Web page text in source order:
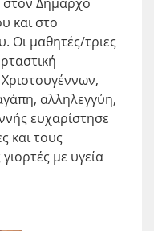
και στο
Οι μαθητές/τριες
αλληλεγγύη,
ευχαρίστησε
και τους
με υγεία